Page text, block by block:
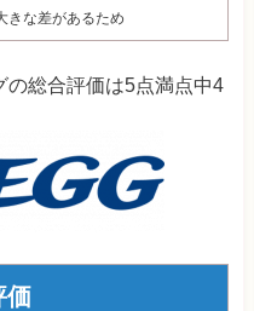
きな差があるため
の総合評価は5点満点中4
価